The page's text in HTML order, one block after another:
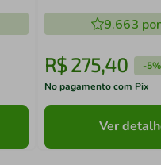
9.663
R$ 275,40 -5%
No pagamento com Pix
Ver